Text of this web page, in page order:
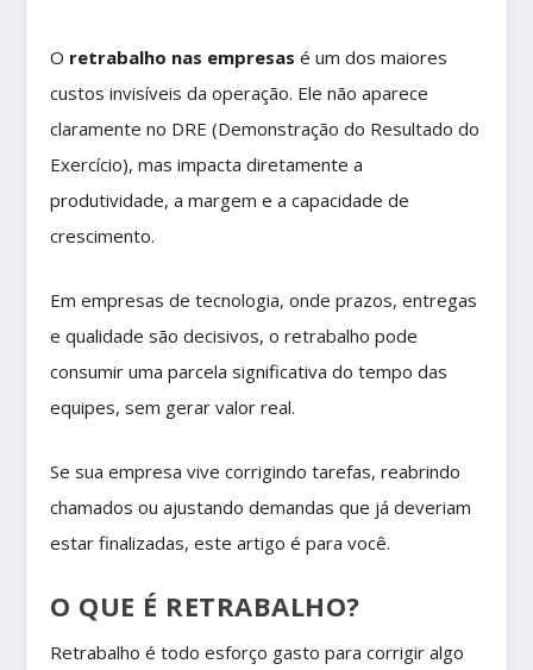
O retrabalho nas empresas é um dos maiores
custos invisíveis da operação. Ele não aparece
claramente no DRE (Demonstração do Resultado do
Exercício), mas impacta diretamente a
produtividade, a margem e a capacidade de
crescimento.
Em empresas de tecnologia, onde prazos, entregas
e qualidade são decisivos, o retrabalho pode
consumir uma parcela significativa do tempo das
equipes, sem gerar valor real.
Se sua empresa vive corrigindo tarefas, reabrindo
chamados ou ajustando demandas que já deveriam
estar finalizadas, este artigo é para você.
O QUE É RETRABALHO?
Retrabalho é todo esforço gasto para corrigir algo